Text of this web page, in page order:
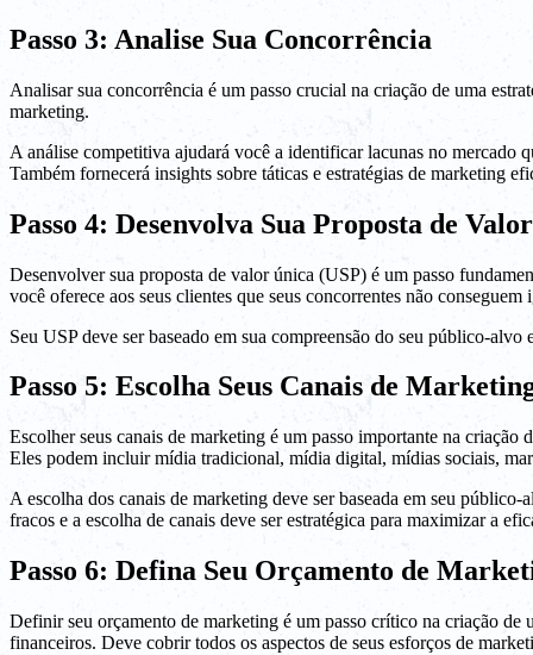
Passo 3: Analise Sua Concorrência
Analisar sua concorrência é um passo crucial na criação de uma
marketing.
A análise competitiva ajudará você a identificar lacunas no mercado
Também fornecerá insights sobre táticas e estratégias de marketing
Passo 4: Desenvolva Sua Proposta de
Desenvolver sua proposta de valor única (USP) é um passo
você oferece aos seus clientes que seus concorrentes não conseguem
Seu USP deve ser baseado em sua compreensão do seu público-
Passo 5: Escolha Seus Canais de
Escolher seus canais de marketing é um passo importante na
Eles podem incluir mídia tradicional, mídia digital, mídias sociais,
A escolha dos canais de marketing deve ser baseada em seu
fracos e a escolha de canais deve ser estratégica para maximizar a
Passo 6: Defina Seu Orçamento de
Definir seu orçamento de marketing é um passo crítico na criação de
financeiros. Deve cobrir todos os aspectos de seus esforços de